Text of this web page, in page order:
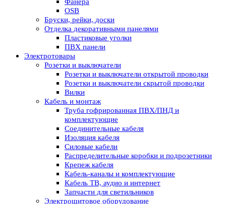
OSB
Бруски, рейки, доски
Отделка декоративными панелями
Пластиковые уголки
ПВХ панели
Электротовары
Розетки и выключатели
Розетки и выключатели открытой проводки
Розетки и выключатели скрытой проводки
Вилки
Кабель и монтаж
Труба гофрированная ПВХ/ПНД и
комплектующие
Соединительные кабеля
Изоляция кабеля
Силовые кабели
Распределительные коробки и подрозетники
Крепеж кабеля
Кабель-каналы и комплектующие
Кабель ТВ, аудио и интернет
Запчасти для светильников
Электрощитовое оборудование